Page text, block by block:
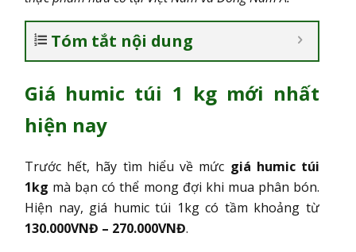
Tóm tắt nội dung
Giá humic túi 1 kg mới nhất
hiện nay
Trước hết, hãy tìm hiểu về mức giá humic túi
1kg mà bạn có thể mong đợi khi mua phân bón.
Hiện nay, giá humic túi 1kg có tầm khoảng từ
130.000VNĐ – 270.000VNĐ.